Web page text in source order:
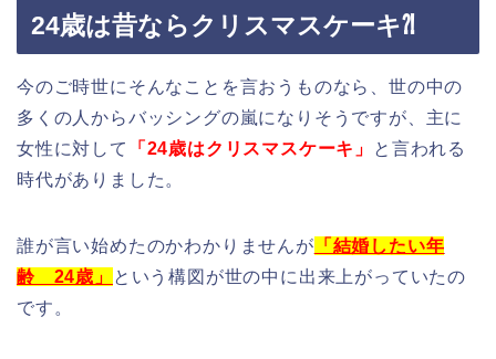
24歳は昔ならクリスマスケーキ⁈
今のご時世にそんなことを言おうものなら、世の中の
多くの人からバッシングの嵐になりそうですが、主に
女性に対して
「24歳はクリスマスケーキ」
と言われる
時代がありました。
誰が言い始めたのかわかりませんが 「結婚したい年
齢 24歳」
という構図が世の中に出来上がっていたの
です。